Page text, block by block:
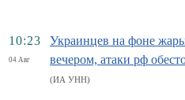
10:23
04 Авг
Украинцев на фоне
вечером, атаки рф
(ИА УНН)